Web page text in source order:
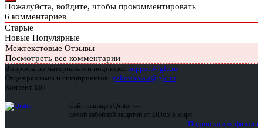
Пожалуйста, войдите, чтобы прокомментировать
6 комментариев
Старые
Новые Популярные
Межтекстовые Отзывы
Посмотреть все комментарии
Вопросы по материалам и подписке: support@glc.ru
Отдел рекламы и спецпроектов: yakovleva.a@glc.ru
Контент 18+
Сайт защищен Qrator —
самой забойной защитой от DDoS в мире
Подписка для физлиц